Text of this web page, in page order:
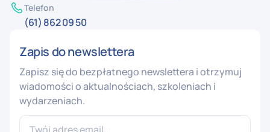
Telefon
(61) 862 09 50
Zapis do newslettera
Zapisz się do bezpłatnego newslettera i otrzymuj
wiadomości o aktualnościach, szkoleniach i
wydarzeniach.